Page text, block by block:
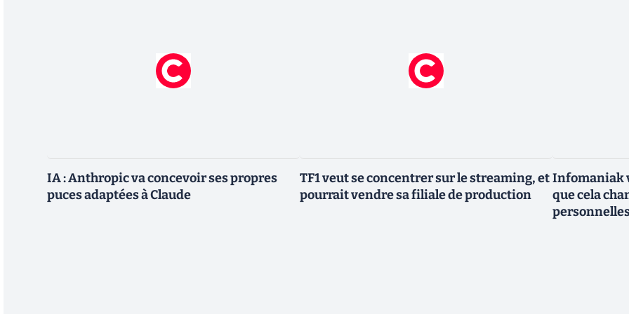
IA : Anthropic va concevoir ses propres
puces adaptées à Claude
TF1 veut se concentrer sur le streaming, et
pourrait vendre sa filiale de production
Infomaniak
que cela